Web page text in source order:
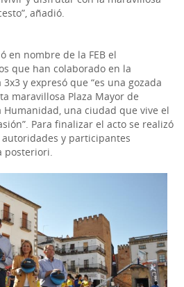
añadió.
en nombre de la FEB el
que han colaborado en la
y expresó que “es una gozada
maravillosa Plaza Mayor de
Humanidad, una ciudad que vive el
Para finalizar el acto se realizó
y participantes
posteriori.